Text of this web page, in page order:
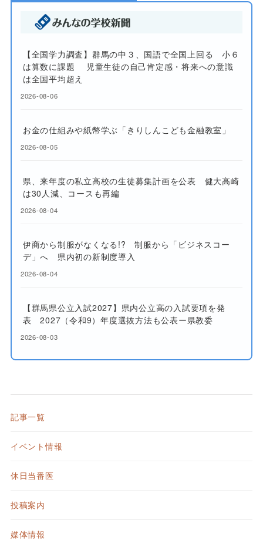
【全国学力調査】群馬の中３、国語で全国上回る 小６
は算数に課題 児童生徒の自己肯定感・将来への意識
は全国平均超え
2026-08-06
お金の仕組みや紙幣学ぶ「きりしんこども金融教室」
2026-08-05
県、来年度の私立高校の生徒募集計画を公表 健大高崎
は30人減、コースも再編
2026-08-04
伊商から制服がなくなる!? 制服から「ビジネスコー
デ」へ 県内初の新制度導入
2026-08-04
【群馬県公立入試2027】県内公立高の入試要項を発
表 2027（令和9）年度選抜方法も公表ー県教委
2026-08-03
記事一覧
イベント情報
休日当番医
投稿案内
媒体情報